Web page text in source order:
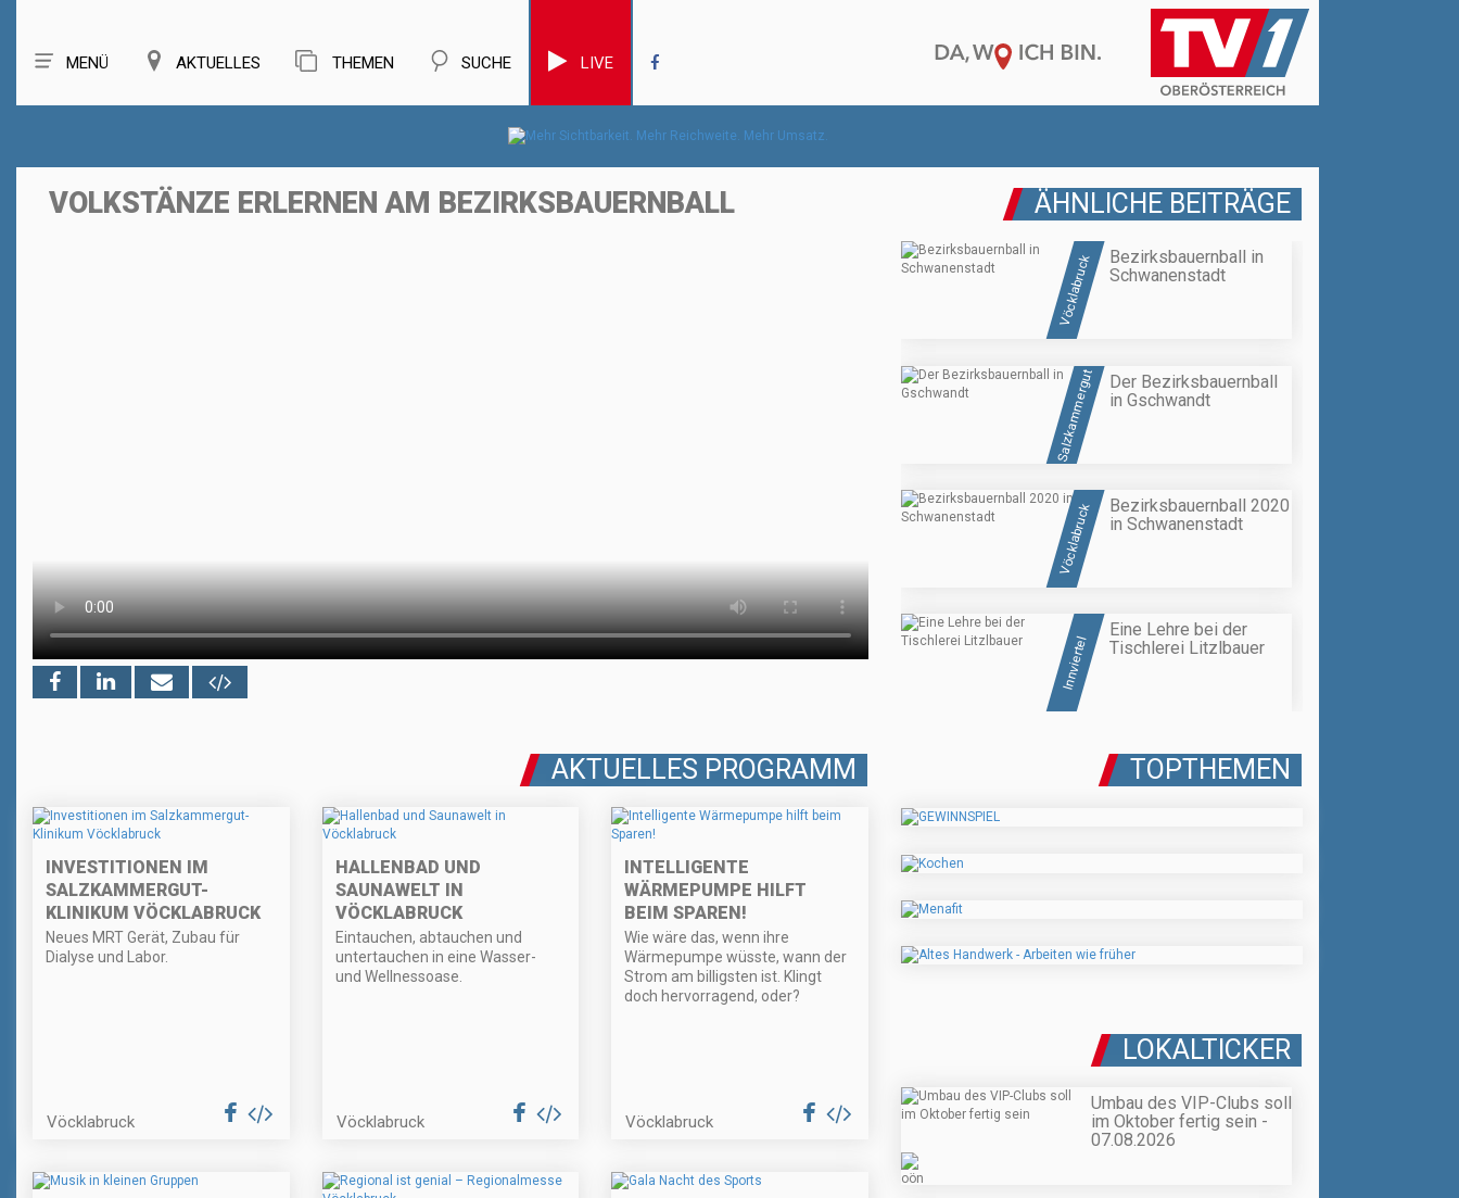
MENÜ AKTUELLES THEMEN SUCHE LIVE
VOLKSTÄNZE ERLERNEN AM BEZIRKSBAUERNBALL ÄHNLICHE BEITRÄGE
Vöcklabruck
Bezirksbauernball in
Schwanenstadt
Salzkammergut
Der Bezirksbauernball
in Gschwandt
Vöcklabruck
Bezirksbauernball 2020
in Schwanenstadt
Innviertel
Eine Lehre bei der
Tischlerei Litzlbauer
AKTUELLES PROGRAMM
INVESTITIONEN IM
SALZKAMMERGUT-
KLINIKUM VÖCKLABRUCK
Neues MRT Gerät, Zubau für
Dialyse und Labor.
Vöcklabruck
HALLENBAD UND
SAUNAWELT IN
VÖCKLABRUCK
Eintauchen, abtauchen und
untertauchen in eine Wasser-
und Wellnessoase.
Vöcklabruck
INTELLIGENTE
WÄRMEPUMPE HILFT
BEIM SPAREN!
Wie wäre das, wenn ihre
Wärmepumpe wüsste, wann der
Strom am billigsten ist. Klingt
doch hervorragend, oder?
Vöcklabruck
TOPTHEMEN
LOKALTICKER
Umbau des VIP-Clubs soll
im Oktober fertig sein -
07.08.2026